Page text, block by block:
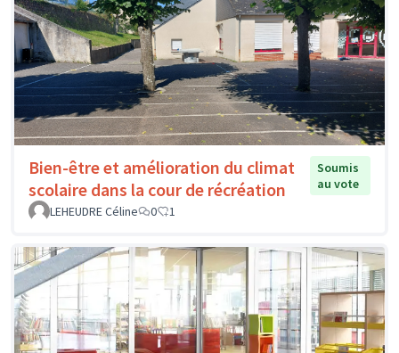
Bien-être et amélioration du climat
scolaire dans la cour de récréation
Soumis
au vote
LEHEUDRE Céline
0 1